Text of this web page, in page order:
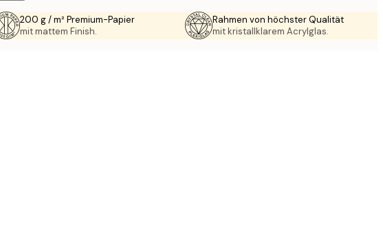
200 g / m² Premium-Papier
mit mattem Finish.
Rahmen von höchster Qualität
mit kristallklarem Acrylglas.